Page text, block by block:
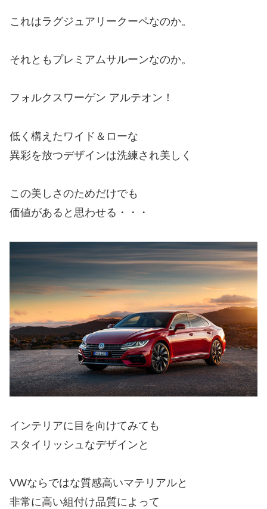
これはラグジュアリークーペなのか。
それともプレミアムサルーンなのか。
フォルクスワーゲン アルテオン！
低く構えたワイド＆ローな
異彩を放つデザインは洗練され美しく
この美しさのためだけでも
価値があると思わせる・・・
インテリアに目を向けてみても
スタイリッシュなデザインと
VWならではな質感高いマテリアルと
非常に高い組付け品質によって